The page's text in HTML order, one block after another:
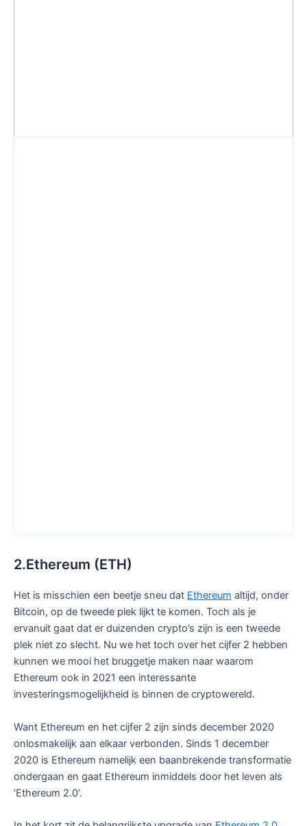
2.Ethereum (ETH)
Het is misschien een beetje sneu dat Ethereum altijd, onder
Bitcoin, op de tweede plek lijkt te komen. Toch als je
ervanuit gaat dat er duizenden crypto’s zijn is een tweede
plek niet zo slecht. Nu we het toch over het cijfer 2 hebben
kunnen we mooi het bruggetje maken naar waarom
Ethereum ook in 2021 een interessante
investeringsmogelijkheid is binnen de cryptowereld.
Want Ethereum en het cijfer 2 zijn sinds december 2020
onlosmakelijk aan elkaar verbonden. Sinds 1 december
2020 is Ethereum namelijk een baanbrekende transformatie
ondergaan en gaat Ethereum inmiddels door het leven als
‘Ethereum 2.0’.